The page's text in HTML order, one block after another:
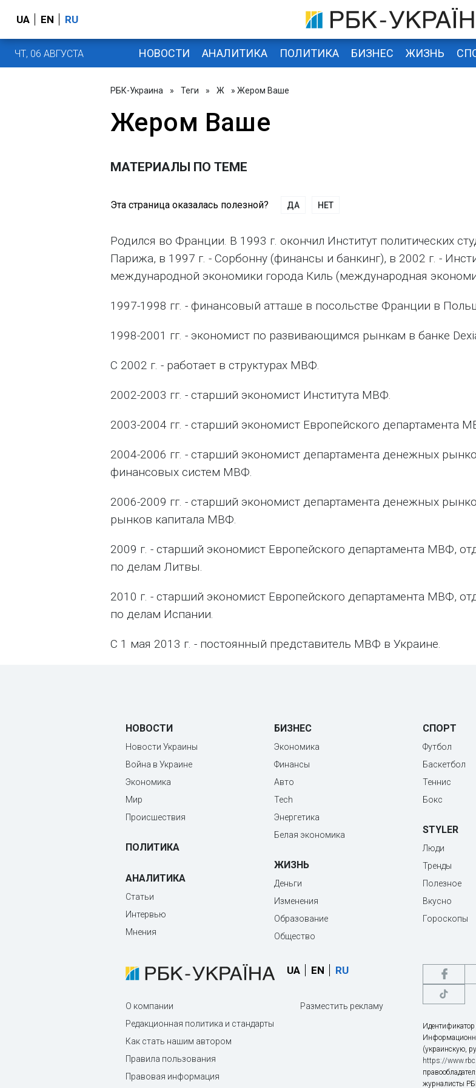
UA EN RU
ЧТ, 06 АВГУСТА НОВОСТИ АНАЛИТИКА ПОЛИТИКА БИЗНЕС ЖИЗНЬ
РБК-Украина » Теги » Ж » Жером Ваше
Жером Ваше
МАТЕРИАЛЫ ПО ТЕМЕ
Эта страница оказалась полезной? ДА НЕТ
Родился во Франции. В 1993 г. окончил Институт политических
Парижа, в 1997 г. - Сорбонну (финансы и банкинг), в 2002 г. -
международной экономики города Киль (международная
1997-1998 гг. - финансовый атташе в посольстве Франции в
1998-2001 гг. - экономист по развивающимся рынкам в банке
С 2002 г. - работает в структурах МВФ.
2002-2003 гг. - старший экономист Института МВФ.
2003-2004 гг. - старший экономист Европейского департамента
2004-2006 гг. - старший экономист департамента денежных
финансовых систем МВФ.
2006-2009 гг. - старший экономист департамента денежных
рынков капитала МВФ.
2009 г. - старший экономист Европейского департамента МВФ,
по делам Литвы.
2010 г. - старший экономист Европейского департамента МВФ,
по делам Испании.
С 1 мая 2013 г. - постоянный представитель МВФ в Украине.
НОВОСТИ
Новости Украины
Война в Украине
Экономика
Мир
Происшествия
ПОЛИТИКА
АНАЛИТИКА
Статьи
Интервью
Мнения
БИЗНЕС
Экономика
Финансы
Авто
Tech
Энергетика
Белая экономика
ЖИЗНЬ
Деньги
Изменения
Образование
Общество
СПОРТ
Футбол
Баскетбол
Теннис
Бокс
STYLER
Люди
Тренды
Полезное
Вкусно
Гороскопы
UA EN RU
О компании
Редакционная политика и стандарты
Как стать нашим автором
Правила пользования
Правовая информация
Разместить рекламу
(украинскую,
https://
журналисты